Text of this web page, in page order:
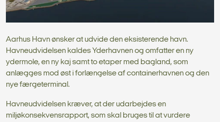
Aarhus Havn ønsker at udvide den eksisterende havn.
Havneudvidelsen kaldes Yderhavnen og omfatter en ny
ydermole, en ny kaj samt to etaper med bagland, som
anlægges mod øst i forlængelse af containerhavnen og den
nye færgeterminal.
Havneudvidelsen kræver, at der udarbejdes en
miljøkonsekvensrapport, som skal bruges til at vurdere